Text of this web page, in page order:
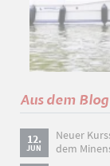
Aus dem Blog
12.
JUN
Neuer
dem